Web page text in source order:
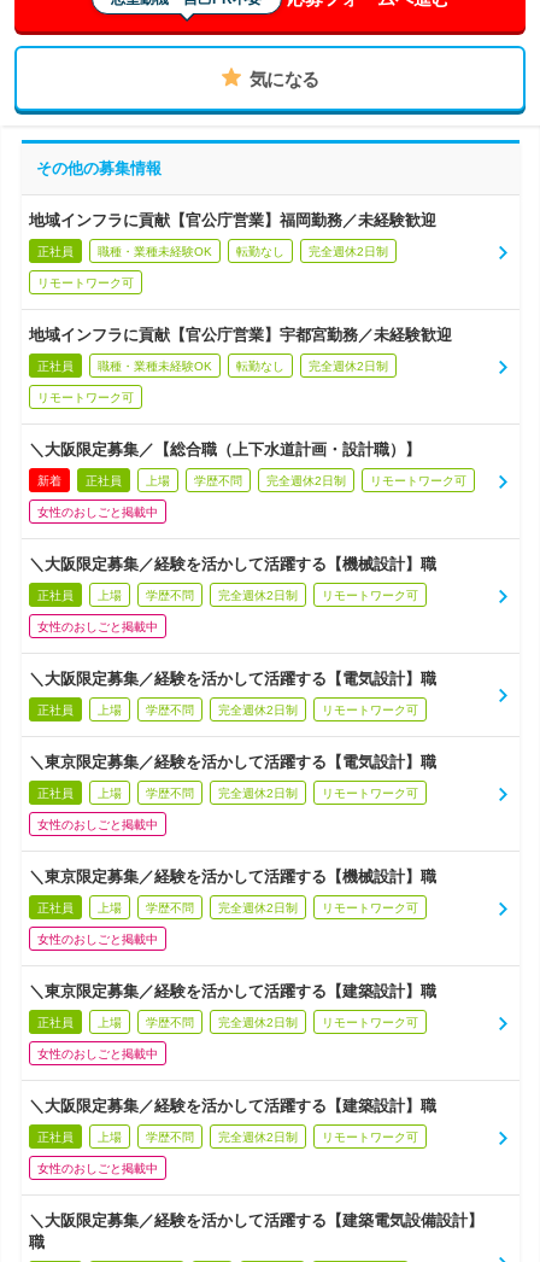
気になる
その他の募集情報
地域インフラに貢献【官公庁営業】福岡勤務／未経験歓迎
正社員 職種・業種未経験OK 転勤なし 完全週休2日制
リモートワーク可
地域インフラに貢献【官公庁営業】宇都宮勤務／未経験歓迎
正社員 職種・業種未経験OK 転勤なし 完全週休2日制
リモートワーク可
＼大阪限定募集／【総合職（上下水道計画・設計職）】
新着 正社員 上場 学歴不問 完全週休2日制 リモートワーク可
女性のおしごと掲載中
＼大阪限定募集／経験を活かして活躍する【機械設計】職
正社員 上場 学歴不問 完全週休2日制 リモートワーク可
女性のおしごと掲載中
＼大阪限定募集／経験を活かして活躍する【電気設計】職
正社員 上場 学歴不問 完全週休2日制 リモートワーク可
＼東京限定募集／経験を活かして活躍する【電気設計】職
正社員 上場 学歴不問 完全週休2日制 リモートワーク可
女性のおしごと掲載中
＼東京限定募集／経験を活かして活躍する【機械設計】職
正社員 上場 学歴不問 完全週休2日制 リモートワーク可
女性のおしごと掲載中
＼東京限定募集／経験を活かして活躍する【建築設計】職
正社員 上場 学歴不問 完全週休2日制 リモートワーク可
女性のおしごと掲載中
＼大阪限定募集／経験を活かして活躍する【建築設計】職
正社員 上場 学歴不問 完全週休2日制 リモートワーク可
女性のおしごと掲載中
＼大阪限定募集／経験を活かして活躍する【建築電気設備設計】
職